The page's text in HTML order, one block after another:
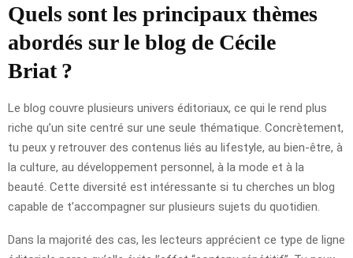
Quels sont les principaux thèmes
abordés sur le blog de Cécile
Briat ?
Le blog couvre plusieurs univers éditoriaux, ce qui le rend plus
riche qu’un site centré sur une seule thématique. Concrètement,
tu peux y retrouver des contenus liés au lifestyle, au bien-être, à
la culture, au développement personnel, à la mode et à la
beauté. Cette diversité est intéressante si tu cherches un blog
capable de t’accompagner sur plusieurs sujets du quotidien.
Dans la majorité des cas, les lecteurs apprécient ce type de ligne